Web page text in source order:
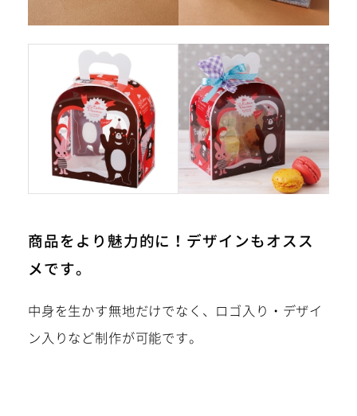
商品をより魅力的に！デザインもオスス
メです。
中身を生かす無地だけでなく、ロゴ入り・デザイ
ン入りなど制作が可能です。